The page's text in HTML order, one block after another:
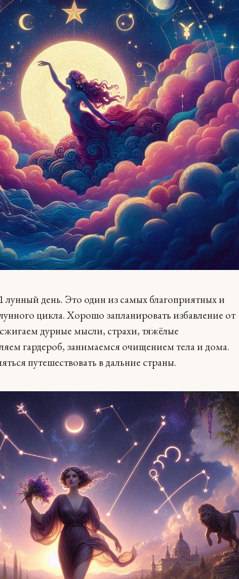
лунный день. Это один из самых благоприятных и
цикла. Хорошо запланировать избавление от
дурные мысли, страхи, тяжёлые
гардероб, занимаемся очищением тела и дома.
путешествовать в дальние страны.